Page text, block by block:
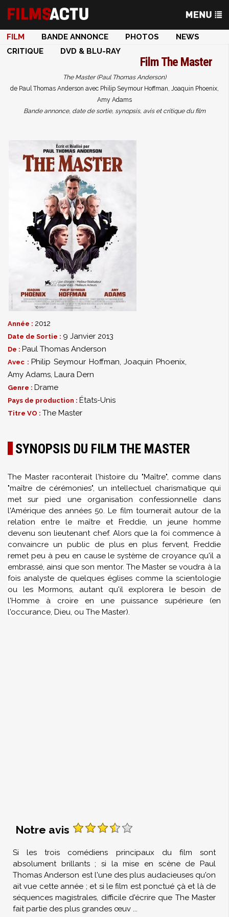
FILM BANDE ANNONCE PHOTOS
NEWS
CRITIQUE
DVD & BLU-RAY
FilmThe Master
The Master (Paul Thomas Anderson)
de Paul Thomas Anderson avec Philip Seymour Hoffman, Joaquin Phoenix,
Amy Adams
Bande annonce, date de sortie, synopsis, avis et critique du film
Année : 2012
Date de Sortie : 9 Janvier 2013
De : Paul Thomas Anderson
Avec : Philip Seymour Hoffman,Joaquin Phoenix,
Amy Adams, Laura Dern
Genre : Drame
Pays de production : États-Unis
Titre VO : The Master
SYNOPSIS DU FILM THE MASTER
The Master raconterait l'histoire du "Maître", comme dans
"maître de cérémonies", un intellectuel charismatique qui
met sur pied une organisation confessionnelle dans
l'Amérique des années 50.Le film tournerait autour de la
relation entre le maître et Freddie, un jeune homme
devenu son lieutenant chef. Alors que la foi commence à
convaincre un public de plus en plus fervent, Freddie
remet peu à peu en cause le système de croyance qu'il a
embrassé, ainsi que son mentor. The Master se voudra à la
fois analyste de quelques églises comme la scientologie
ou les Mormons, autant qu'il explorera le besoin de
l'Homme à croire en une puissance supérieure (en
l'occurance, Dieu, ou The Master).
Notre avis
Si les trois comédiens principaux du film sont
absolument brillants ; si la mise en scène de Paul
Thomas Anderson est l'une des plus audacieuses qu'on
ait vue cette année ; et si le film est ponctué çà et là de
séquences magistrales, difficile d'écrire que The Master
fait partie des plus grandes œuv ...